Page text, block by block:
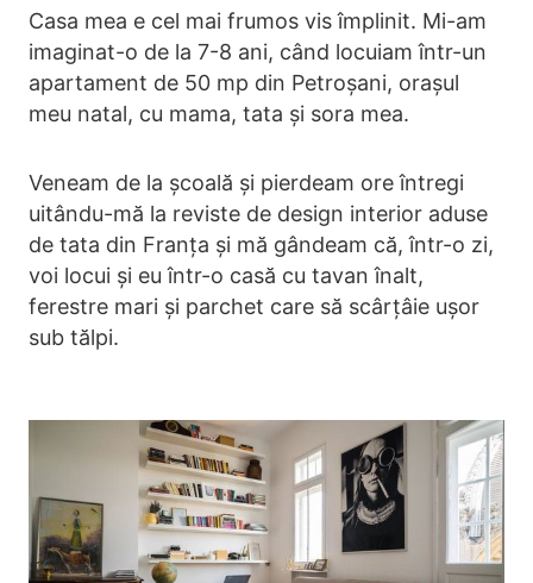
Casa mea e cel mai frumos vis împlinit. Mi-am
imaginat-o de la 7-8 ani, când locuiam într-un
apartament de 50 mp din Petroșani, orașul
meu natal, cu mama, tata și sora mea.
Veneam de la școală și pierdeam ore întregi
uitându-mă la reviste de design interior aduse
de tata din Franța și mă gândeam că, într-o zi,
voi locui și eu într-o casă cu tavan înalt,
ferestre mari și parchet care să scârțâie ușor
sub tălpi.